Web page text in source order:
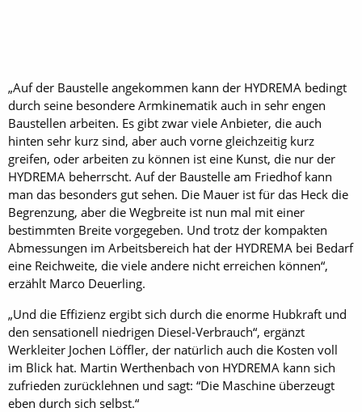
„Auf der Baustelle angekommen kann der HYDREMA bedingt
durch seine besondere Armkinematik auch in sehr engen
Baustellen arbeiten. Es gibt zwar viele Anbieter, die auch
hinten sehr kurz sind, aber auch vorne gleichzeitig kurz
greifen, oder arbeiten zu können ist eine Kunst, die nur der
HYDREMA beherrscht. Auf der Baustelle am Friedhof kann
man das besonders gut sehen. Die Mauer ist für das Heck die
Begrenzung, aber die Wegbreite ist nun mal mit einer
bestimmten Breite vorgegeben. Und trotz der kompakten
Abmessungen im Arbeitsbereich hat der HYDREMA bei Bedarf
eine Reichweite, die viele andere nicht erreichen können“,
erzählt Marco Deuerling.
„Und die Effizienz ergibt sich durch die enorme Hubkraft und
den sensationell niedrigen Diesel-Verbrauch“, ergänzt
Werkleiter Jochen Löffler, der natürlich auch die Kosten voll
im Blick hat. Martin Werthenbach von HYDREMA kann sich
zufrieden zurücklehnen und sagt: “Die Maschine überzeugt
eben durch sich selbst.“